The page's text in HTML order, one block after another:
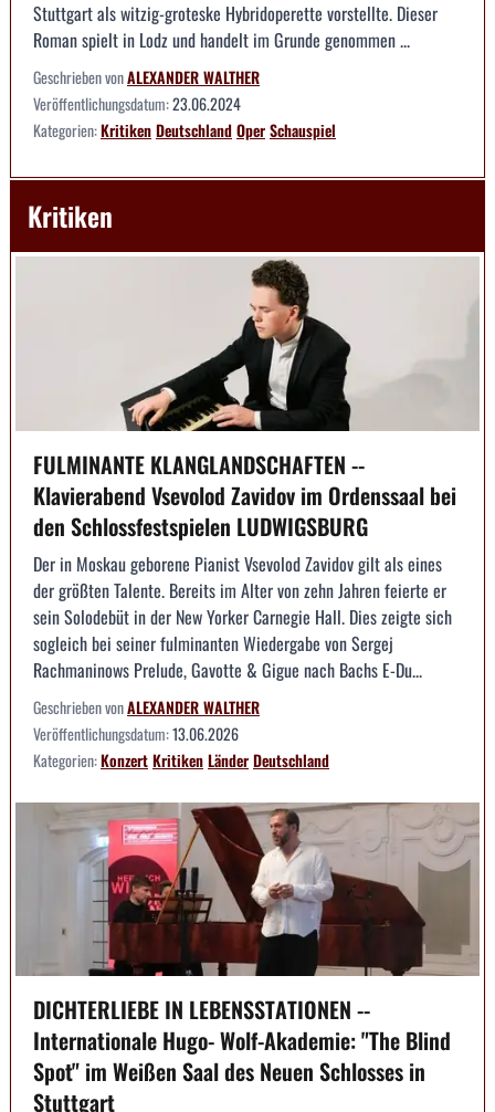
Stuttgart als witzig-groteske Hybridoperette vorstellte. Dieser
Roman spielt in Lodz und handelt im Grunde genommen ...
Geschrieben vonALEXANDER WALTHER
Veröffentlichungsdatum:23.06.2024
Kategorien:KritikenDeutschlandOperSchauspiel
Kritiken
FULMINANTE KLANGLANDSCHAFTEN --
Klavierabend Vsevolod Zavidov im Ordenssaal bei
den Schlossfestspielen LUDWIGSBURG
Der in Moskau geborene Pianist Vsevolod Zavidov gilt als eines
der größten Talente. Bereits im Alter von zehn Jahren feierte er
sein Solodebüt in der New Yorker Carnegie Hall. Dies zeigte sich
sogleich bei seiner fulminanten Wiedergabe von Sergej
Rachmaninows Prelude, Gavotte & Gigue nach Bachs E-Du...
Geschrieben vonALEXANDER WALTHER
Veröffentlichungsdatum:13.06.2026
Kategorien:KonzertKritikenLänderDeutschland
DICHTERLIEBE IN LEBENSSTATIONEN --
Internationale Hugo- Wolf-Akademie: "The Blind
Spot" im Weißen Saal des Neuen Schlosses in
Stuttgart